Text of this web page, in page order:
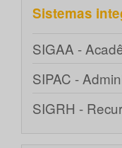
Sistemas
SIGAA -
SIPAC -
SIGRH -